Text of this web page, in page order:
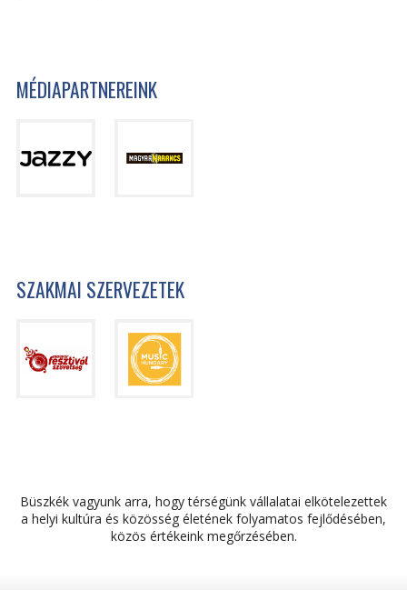
MÉDIAPARTNEREINK
SZAKMAI SZERVEZETEK
Büszkék vagyunk arra, hogy térségünk vállalatai elkötelezettek
a helyi kultúra és közösség életének folyamatos fejlődésében,
közös értékeink megőrzésében.